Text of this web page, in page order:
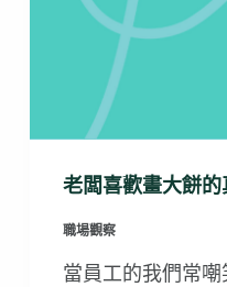
老闆喜歡畫大餅的
職場觀察
當員工的我們常